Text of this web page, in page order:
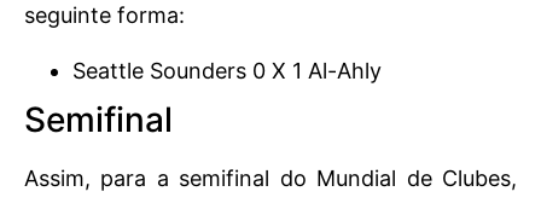
seguinte forma:
Seattle Sounders 0 X 1 Al-Ahly
Semifinal
Assim, para a semifinal do Mundial de Clubes,